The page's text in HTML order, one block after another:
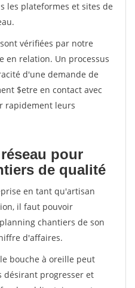
les plateformes et sites de
vérifiées par notre
en relation. Un processus
d'une demande de
$etre en contact avec
rapidement leurs
pour
de qualité
en tant qu'artisan
il faut pouvoir
chantiers de son
d'affaires.
bouche à oreille peut
désirant progresser et